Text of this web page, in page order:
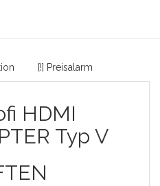
[!] Preisalarm
HDMI
Typ V